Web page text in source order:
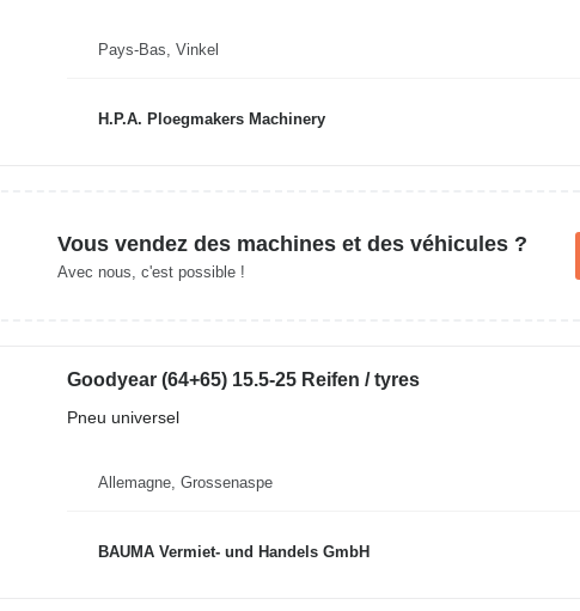
Pays-Bas, Vinkel
H.P.A. Ploegmakers Machinery
Vous vendez des machines et des véhicules ?
Avec nous, c'est possible !
Goodyear (64+65) 15.5-25 Reifen / tyres
Pneu universel
Allemagne, Grossenaspe
BAUMA Vermiet- und Handels GmbH